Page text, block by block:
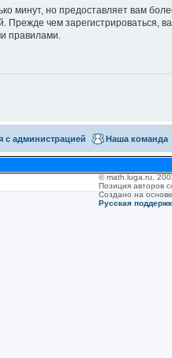
минут, но предоставляет вам
чем зарегистрироваться,
правилами.
Наша команда
с администрацией
© math.luga.ru,
Позиция авторов
Создано на основе
Русская